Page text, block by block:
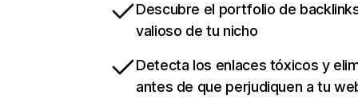
Descubre el portfolio de
valioso de tu nicho
Detecta los enlaces tóxicos y
antes de que perjudiquen a tu